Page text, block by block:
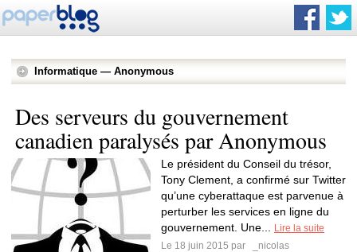
Informatique — Anonymous
Des serveurs du gouvernement
canadien paralysés par Anonymous
Le président du Conseil du trésor,
Tony Clement, a confirmé sur Twitter
qu’une cyberattaque est parvenue à
perturber les services en ligne du
gouvernement. Une...
Lire la suite
Le 18 juin 2015 par
_nicolas